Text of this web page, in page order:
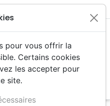
pour vous offrir la
Certains cookies
les accepter pour
site.